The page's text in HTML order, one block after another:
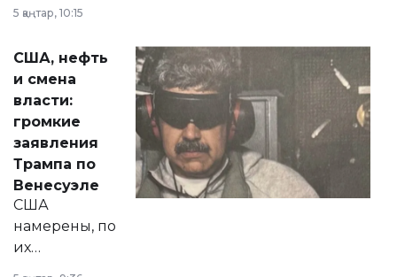
сразу несколько
актуальных тем —
от слухов о
политических
реформах до
вопросов армии,
экономики и
личного здоровья.
5 қаңтар, 10:15
США, нефть
и смена
власти:
громкие
заявления
Трампа по
Венесуэле
США
намерены, по
их